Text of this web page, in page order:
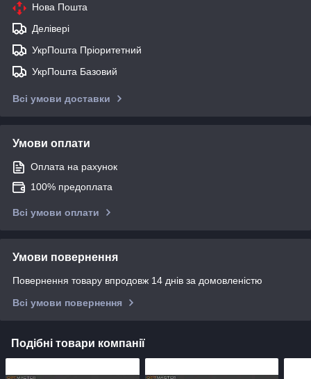
Нова Пошта
Делівері
УкрПошта Пріоритетний
УкрПошта Базовий
Всі умови доставки
Умови оплати
Оплата на рахунок
100% предоплата
Всі умови оплати
Умови повернення
Повернення товару впродовж 14 днів за домовленістю
Всі умови повернення
Подібні товари компанії